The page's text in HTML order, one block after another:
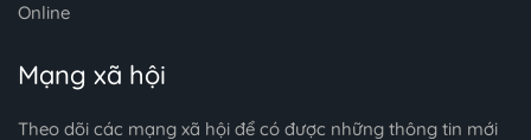
Online
Mạng xã hội
Theo dõi các mạng xã hội để có được những thông tin mới